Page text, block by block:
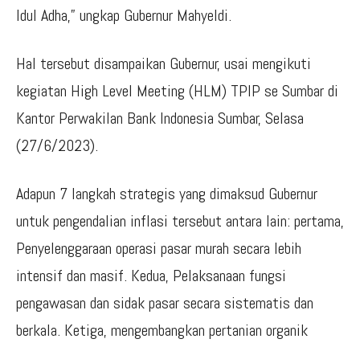
Idul Adha,” ungkap Gubernur Mahyeldi.
Hal tersebut disampaikan Gubernur, usai mengikuti
kegiatan High Level Meeting (HLM) TPIP se Sumbar di
Kantor Perwakilan Bank Indonesia Sumbar, Selasa
(27/6/2023).
Adapun 7 langkah strategis yang dimaksud Gubernur
untuk pengendalian inflasi tersebut antara lain: pertama,
Penyelenggaraan operasi pasar murah secara lebih
intensif dan masif. Kedua, Pelaksanaan fungsi
pengawasan dan sidak pasar secara sistematis dan
berkala. Ketiga, mengembangkan pertanian organik